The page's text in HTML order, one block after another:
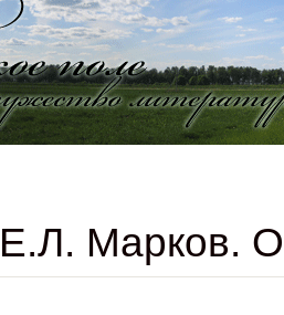
Е.Л. Марков.